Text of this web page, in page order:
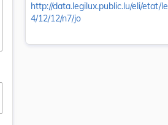
création des zones de protection
http://data.legilux.public.lu/eli/etat/
4/12/12/n7/jo